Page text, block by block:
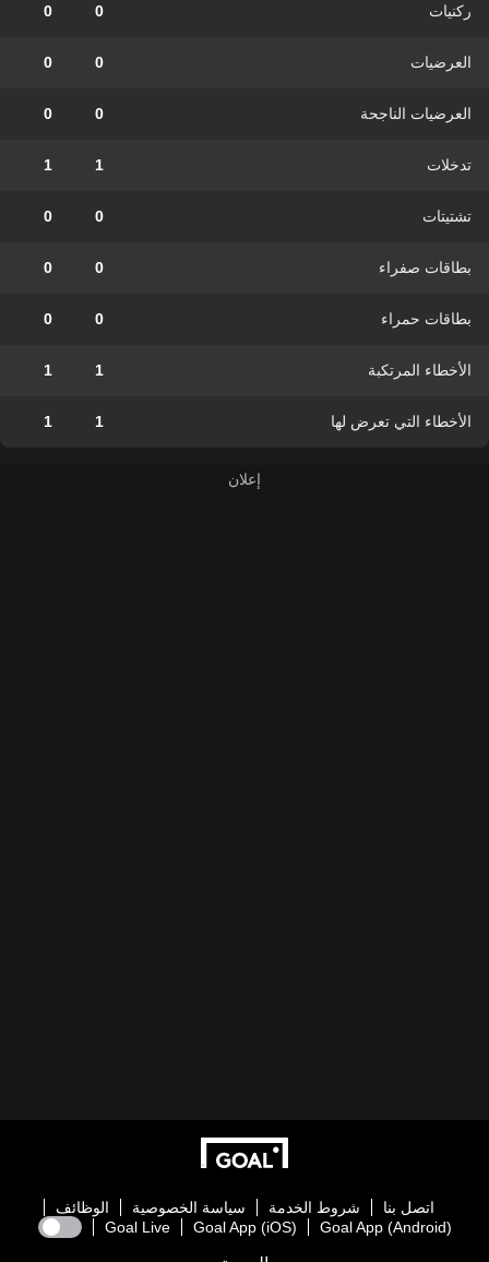
ركنيات 0
0
العرضيات 0
0
العرضيات الناجحة 0
0
تدخلات 1
1
تشتيتات 0
0
بطاقات صفراء 0
0
بطاقات حمراء 0
0
الأخطاء المرتكبة 1
1
الأخطاء التي تعرض لها 1
1
اتصل بنا شروط الخدمة سياسة الخصوصية
الوظائف
Goal App (Android)
Goal App (iOS)
Goal Live